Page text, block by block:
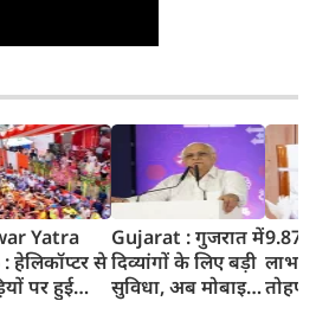
Yatra
हेलिकॉप्टर से
पर हुई
Gujarat : गुजरात में
दिव्यांगों के लिए बड़ी
सुविधा, अब मोबाइल
9.87